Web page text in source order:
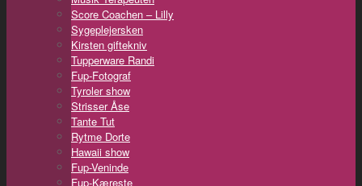
Score Coachen – Lilly
Sygeplejersken
Kirsten giftekniv
Tupperware Randi
Fup-Fotograf
Tyroler show
Strisser Åse
Tante Tut
Rytme Dorte
Hawaii show
Fup-Veninde
Fup-Kæreste